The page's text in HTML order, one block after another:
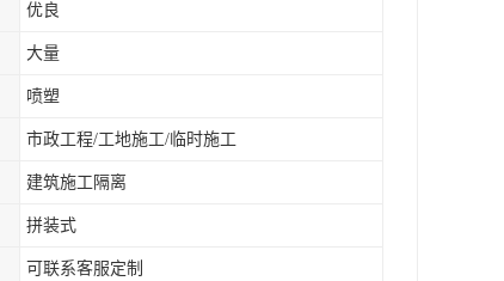
优良
大量
喷塑
市政工程/工地施工/临时施工
建筑施工隔离
拼装式
可联系客服定制